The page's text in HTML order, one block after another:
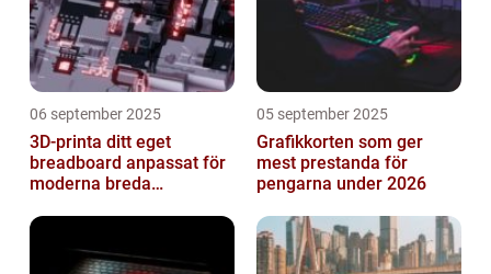
06 september 2025
3D-printa ditt eget
breadboard anpassat för
moderna breda
05 september 2025
Grafikkorten som ger
mest prestanda för
pengarna under 2026